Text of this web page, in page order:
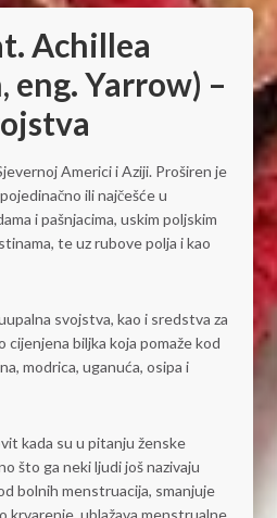
Achillea
Yarrow) –
Americi i Aziji. Proširen je
ili najčešće u
i pašnjacima, uskim poljskim
te uz rubove polja i kao
svojstva, kao i sredstva za
cijenjena biljka koja pomaže kod
modrica, uganuća, osipa i
kada su u pitanju ženske
što ga neki ljudi još nazivaju
bolnih menstruacija, smanjuje
krvarenje, ublažava menstrualne